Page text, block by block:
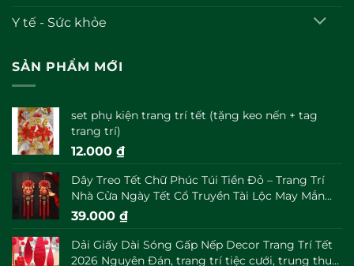
Y tế - Sức khỏe
SẢN PHẨM MỚI
set phụ kiện trang trí tết (tặng keo nến + tag
trang trí)
12.000 ₫
Dây Treo Tết Chữ Phúc Túi Tiền Đỏ – Trang Trí
Nhà Cửa Ngày Tết Cổ Truyền Tài Lộc May Mắn
Đầu Năm
39.000 ₫
Dải Giấy Dài Sóng Gấp Nếp Decor Trang Trí Tết
2026 Nguyên Đán, trang trí tiệc cưới, trung thu